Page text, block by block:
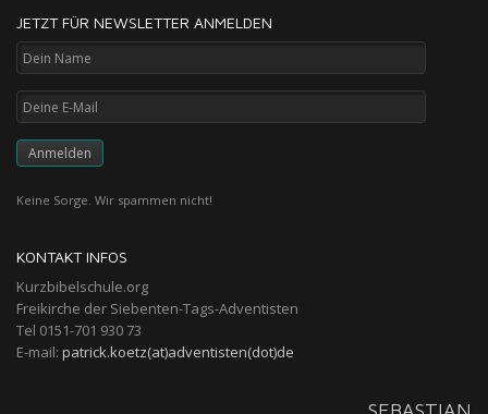
JETZT FÜR NEWSLETTER ANMELDEN
Keine Sorge. Wir spammen nicht!
KONTAKT INFOS
Kurzbibelschule.org
Freikirche der Siebenten-Tags-Adventisten
Tel 0151-701 930 73
E-mail: patrick.koetz(at)adventisten(dot)de